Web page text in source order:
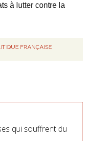
à lutter contre la
FRANÇAISE
qui souffrent du